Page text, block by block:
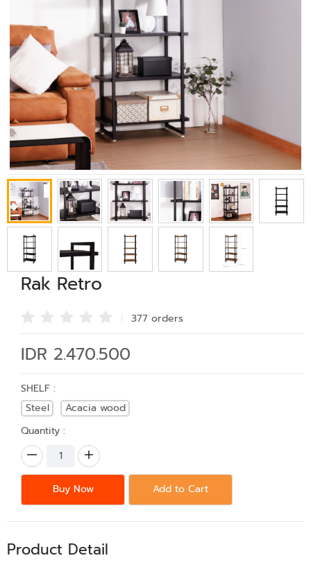
Rak Retro
377 orders
IDR 2.470.500
SHELF :
Steel
Acacia wood
Quantity :
Buy Now Add to Cart
Product Detail